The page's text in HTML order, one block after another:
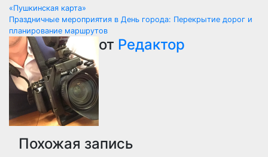
Навигация
по
записям
«Пушкинская карта»
Праздничные мероприятия в День города: Перекрытие дорог и
планирование маршрутов
от Редактор
Похожая запись